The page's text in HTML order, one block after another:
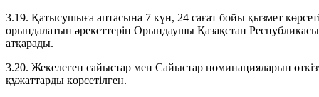
3.19. Қатысушыға аптасына 7 күн, 24 сағат бойы қызмет
орындалатын әрекеттерін Орындаушы Қазақстан
атқарады.
3.20. Жекелеген сайыстар мен Сайыстар номинацияларын
құжаттарды көрсетілген.